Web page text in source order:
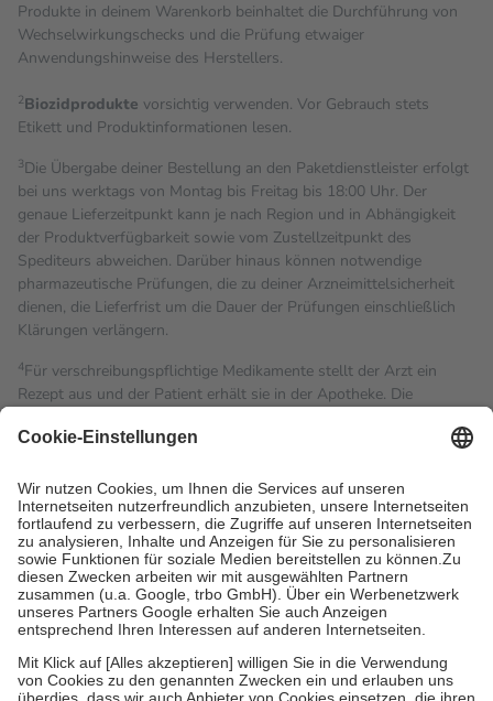
Produkte in deinem Warenkorb beinhaltet die Durchführung von
Wechselwirkungschecks und die Prüfung etwaiger
Anwendungshinweise des Herstellers.
2Biozidprodukte vorsichtig verwenden. Vor Gebrauch stets
Etikett und Produktinformationen lesen.
3Die Übergabe deiner Bestellung an den Paketdienstleister erfolgt
bei uns werktags von Montag bis Freitag bis 18:00 Uhr. Der
genaue Lieferzeitpunkt kann je nach Region und in Abhängigkeit
der Produktverfügbarkeit sowie vom Zustellzeitpunkt des
Spediteurs abweichen. Darüber hinaus können notwendige
pharmazeutische Prüfungen, die zu deiner Arzneimittelsicherheit
dienen, die Lieferfrist um die Dauer der Prüfungen einschließlich
Klärungen verlängern.
4Für verschreibungspflichtige Medikamente stellt der Arzt ein
Rezept aus und der Patient erhält sie in der Apotheke. Die
Kosten dafür, der Versicherte trägt einen Teil davon als Zuzahlung
Grundsätzlich leisten Mitglieder Zuzahlungen in Höhe von zehn
Prozent des Abgabepreises,mindestensjedochfünf Euround
höchstens zehn Euro.Es sind jedoch nie mehr als die
tatsächlichen Kosten der Leistung zu entrichten.
Diese Regeln gelten grundsätzlich auch für Online-Apotheken.
Bei Heilmitteln und häuslicher Krankenpflege beträgt die
Zuzahlung zehn Prozent der Kosten sowie zehn Euro je
Um das Engagement der Versicherten für ihre eigene Gesundheit
zu stärken und die besondere Stellung der Familie zu unterstützen,